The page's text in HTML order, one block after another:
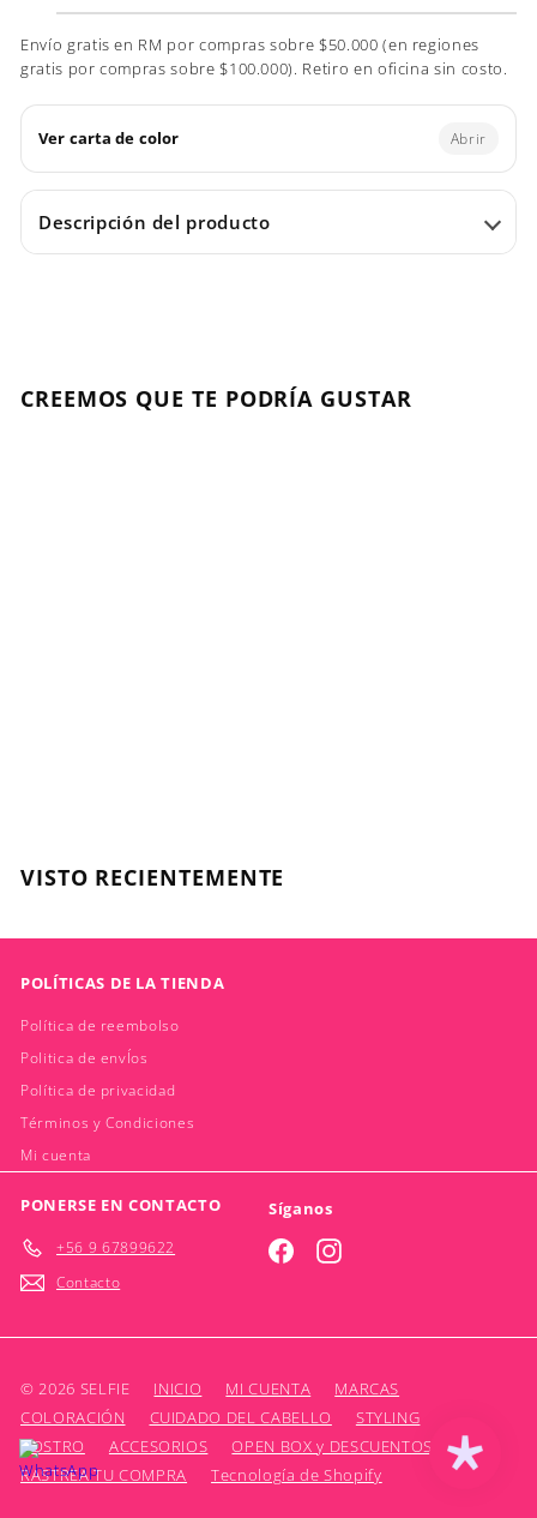
Envío gratis en RM por compras sobre $50.000 (en regiones
gratis por compras sobre $100.000). Retiro en oficina sin costo.
Ver carta de color Abrir
Descripción del producto
CREEMOS QUE TE PODRÍA GUSTAR
9
VISTO RECIENTEMENTE
POLÍTICAS DE LA TIENDA
Política de reembolso
Politica de envÍos
Política de privacidad
Términos y Condiciones
Mi cuenta
PONERSE EN CONTACTO
+56 9 67899622
Contacto
Síganos
FacebookInstagram
© 2026 SELFIE INICIO MI CUENTA
MARCAS
COLORACIÓN
CUIDADO DEL CABELLO
STYLING
ROSTRO
ACCESORIOS
OPEN BOX y DESCUENTOS
RASTREA TU COMPRA
Tecnología de Shopify